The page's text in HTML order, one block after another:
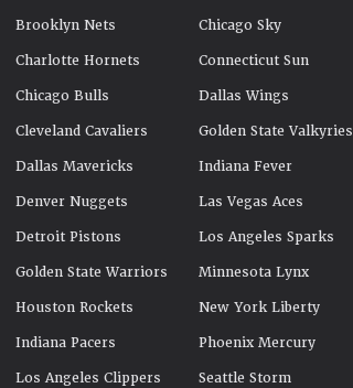
Brooklyn Nets
Charlotte Hornets
Chicago Bulls
Cleveland Cavaliers
Dallas Mavericks
Denver Nuggets
Detroit Pistons
Golden State Warriors
Houston Rockets
Indiana Pacers
Los Angeles Clippers
Chicago Sky
Connecticut Sun
Dallas Wings
Golden State Valkyries
Indiana Fever
Las Vegas Aces
Los Angeles Sparks
Minnesota Lynx
New York Liberty
Phoenix Mercury
Seattle Storm